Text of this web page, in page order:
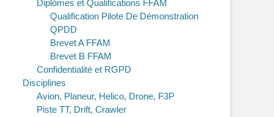
Diplômes et Qualifications FFAM
Qualification Pilote De Démonstration
QPDD
Brevet A FFAM
Brevet B FFAM
Confidentialité et RGPD
Disciplines
Avion, Planeur, Helico, Drone, F3P
Piste TT, Drift, Crawler